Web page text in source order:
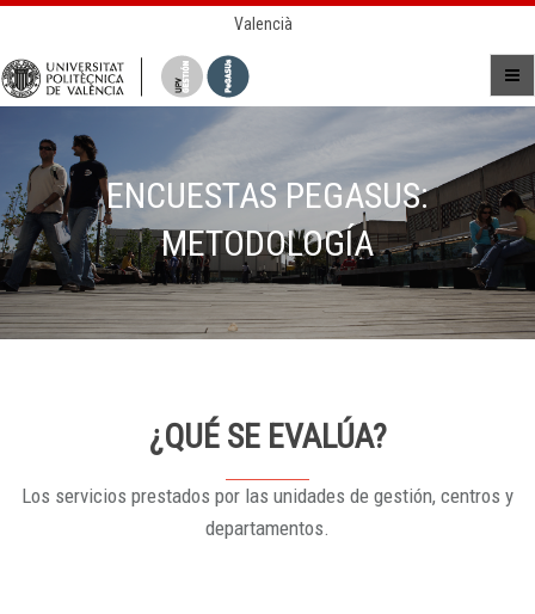
Valencià
ENCUESTAS PEGASUS:
METODOLOGÍA
¿QUÉ SE EVALÚA?
Los servicios prestados por las unidades de gestión, centros y
departamentos.